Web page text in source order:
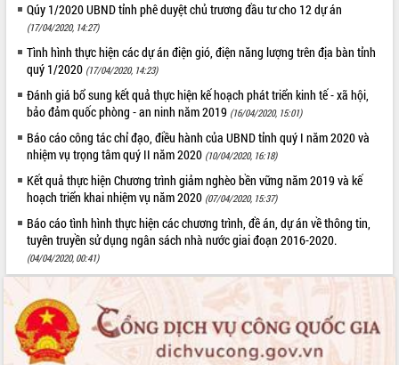
văn hóa, thể thao đáp ứng yêu cầu
phát triển mới
Thường trực HĐND tỉnh Đắk Lắk gặp
mặt Đoàn chuyên gia y tế TP. Hồ Chí
Minh
Lễ truy điệu và an táng hài cốt liệt sĩ
tại Nghĩa trang Liệt sĩ xã Sơn Hòa
Bàn giải pháp tháo gỡ khó khăn trong
xuất khẩu sầu riêng và triển khai quy
định EUDR
trường Nguyễn Hoàng Hiệp khảo sát
vùng trồng và doanh nghiệp đóng gói
sầu riêng tại Đắk Lắk
món ăn từ sầu riêng
Đắk Lắk công bố Quy hoạch và xúc
tiến đầu tư tỉnh
LIÊN KẾT WEB
THỐNG KÊ TRUY CẬP
Hôm nay: 34110
Tất cả: 66079433
Qúy 1/2020 UBND tỉnh phê duyệt chủ trương đầu tư cho 12 dự án
(17/04/2020, 14:27)
Tình hình thực hiện các dự án điện gió, điện năng lượng trên địa bàn tỉnh
quý 1/2020 (17/04/2020, 14:23)
Đánh giá bổ sung kết quả thực hiện kế hoạch phát triển kinh tế - xã hội,
bảo đảm quốc phòng - an ninh năm 2019 (16/04/2020, 15:01)
Báo cáo công tác chỉ đạo, điều hành của UBND tỉnh quý I năm 2020 và
nhiệm vụ trọng tâm quý II năm 2020 (10/04/2020, 16:18)
Kết quả thực hiện Chương trình giảm nghèo bền vững năm 2019 và kế
hoạch triển khai nhiệm vụ năm 2020 (07/04/2020, 15:37)
Báo cáo tình hình thực hiện các chương trình, đề án, dự án về thông tin,
tuyên truyền sử dụng ngân sách nhà nước giai đoạn 2016-2020.
(04/04/2020, 00:41)